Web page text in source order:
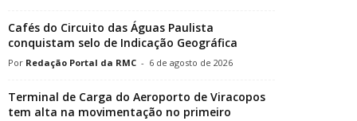
Cafés do Circuito das Águas Paulista
conquistam selo de Indicação Geográfica
Redação Portal da RMC - 6 de agosto de 2026
Terminal de Carga do Aeroporto de Viracopos
tem alta na movimentação no primeiro